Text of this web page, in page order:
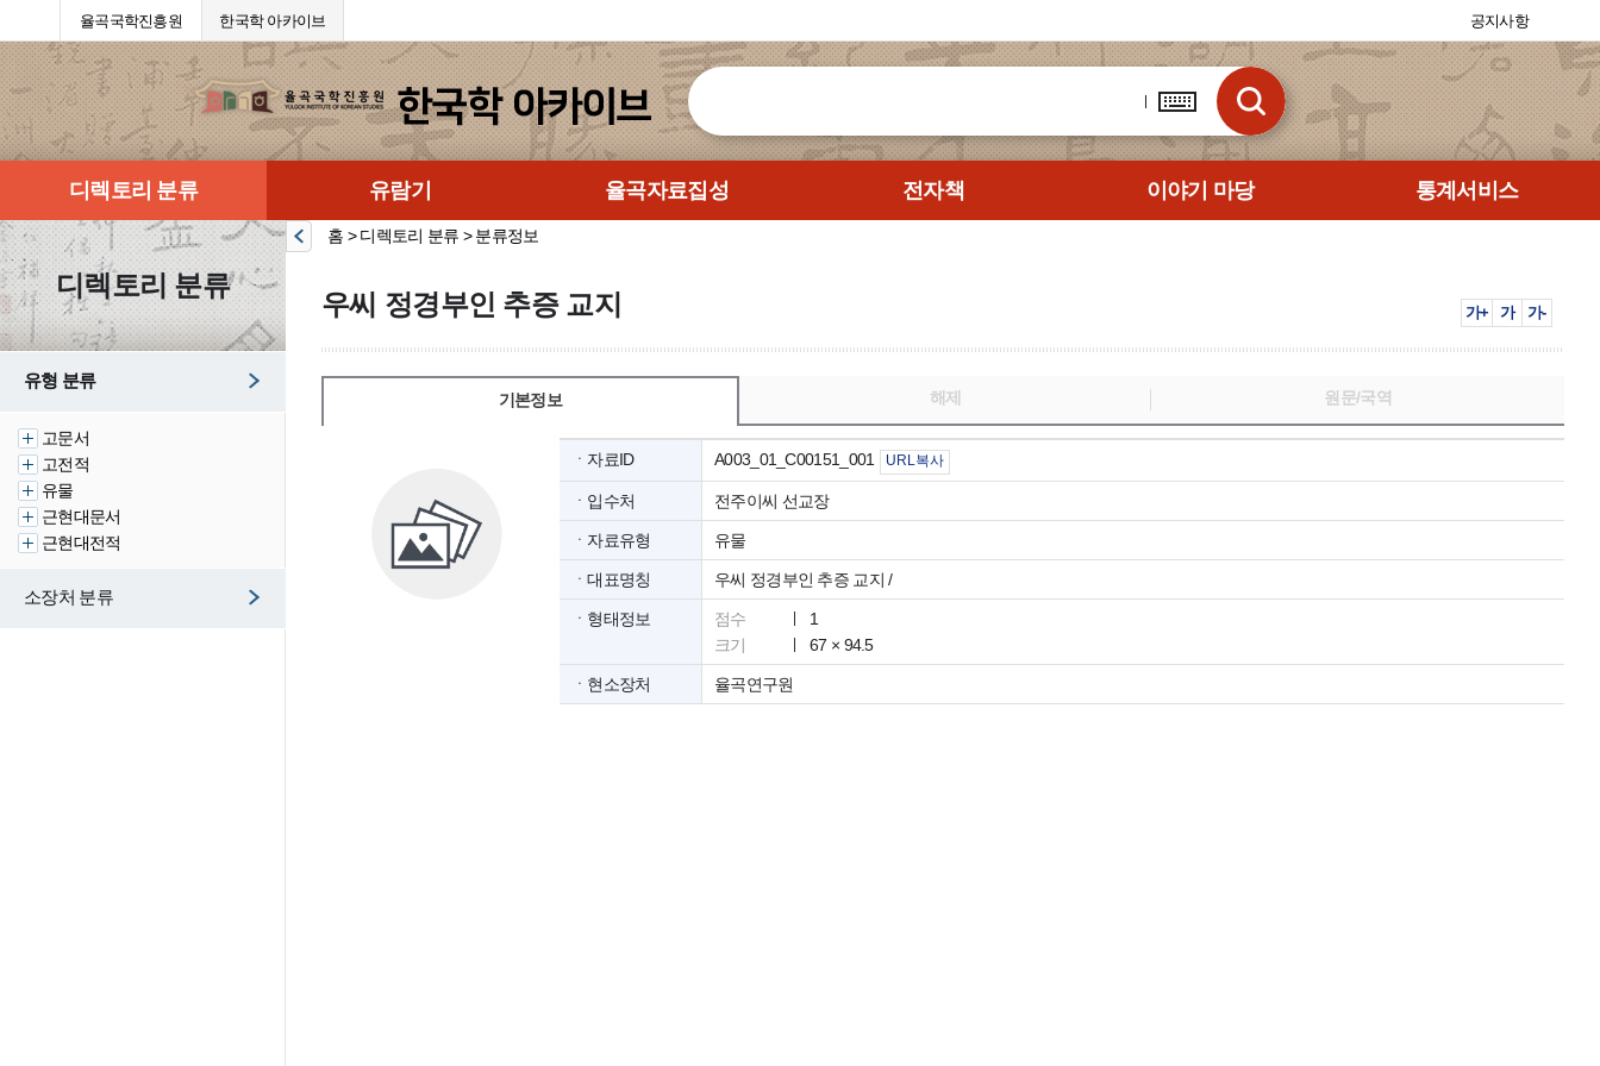
율곡국학진흥원 한국학 아카이브 공지사항
디렉토리 분류 유람기 율곡자료집성 전자책 이야기 마당 통계서비스
디렉토리 분류
유형 분류
고문서
고전적
유물
근현대문서
근현대전적
소장처 분류
홈 > 디렉토리 분류 > 분류정보
우씨 정경부인 추증 교지 가+ 가 가-
기본정보 해제 원문/국역
ㆍ자료ID A003_01_C00151_001 URL복사
ㆍ입수처 전주이씨 선교장
ㆍ자료유형 유물
ㆍ대표명칭 우씨 정경부인 추증 교지 /
ㆍ형태정보 점수
1
크기
67 × 94.5
ㆍ현소장처 율곡연구원